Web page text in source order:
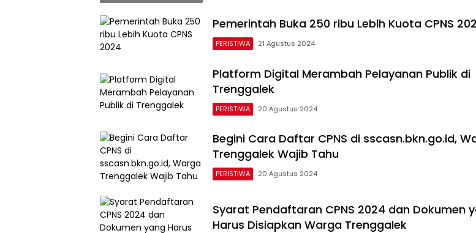
Pemerintah Buka 250 ribu Lebih Kuota CPNS
PERISTIWA 21 Agustus 2024
Platform Digital Merambah Pelayanan Publik di
Trenggalek
PERISTIWA 20 Agustus 2024
Begini Cara Daftar CPNS di sscasn.bkn.go.id,
Trenggalek Wajib Tahu
PERISTIWA 20 Agustus 2024
Syarat Pendaftaran CPNS 2024 dan Dokumen
Harus Disiapkan Warga Trenggalek